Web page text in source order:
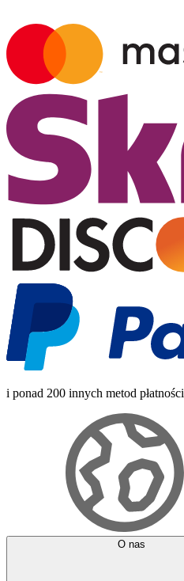
i ponad 200 innych metod płatności
O nas